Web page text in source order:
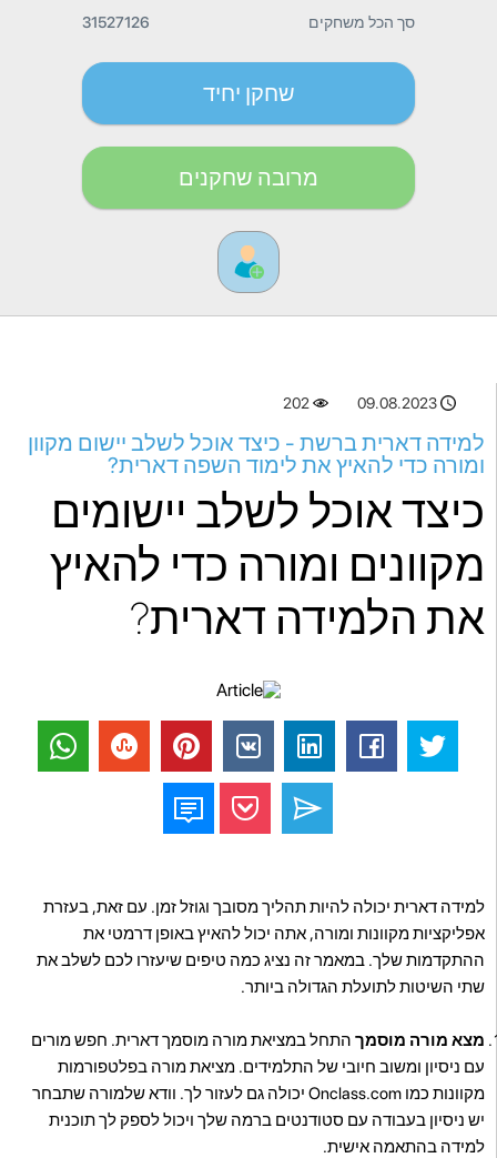
סך הכל משחקים 31527126
שחקן יחיד
מרובה שחקנים
09.08.2023
202
למידה דארית ברשת - כיצד אוכל לשלב יישום מקוון
ומורה כדי להאיץ את לימוד השפה דארית?
כיצד אוכל לשלב יישומים
מקוונים ומורה כדי להאיץ
את הלמידה דארית?
למידה דארית יכולה להיות תהליך מסובך וגוזל זמן. עם זאת, בעזרת
אפליקציות מקוונות ומורה, אתה יכול להאיץ באופן דרמטי את
ההתקדמות שלך. במאמר זה נציג כמה טיפים שיעזרו לכם לשלב את
שתי השיטות לתועלת הגדולה ביותר.
מצא מורה מוסמך התחל במציאת מורה מוסמך דארית. חפש מורים
עם ניסיון ומשוב חיובי של התלמידים. מציאת מורה בפלטפורמות
מקוונות כמו Onclass.com יכולה גם לעזור לך. וודא שלמורה שתבחר
יש ניסיון בעבודה עם סטודנטים ברמה שלך ויכול לספק לך תוכנית
למידה בהתאמה אישית.